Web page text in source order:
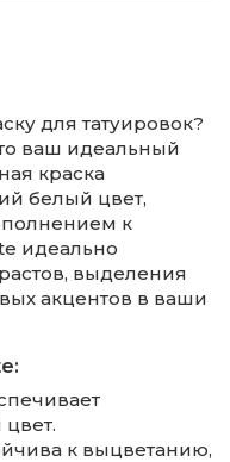
для татуировок?
ваш идеальный
краска
белый цвет,
к
идеально
выделения
акцентов в ваши
к выцветанию,